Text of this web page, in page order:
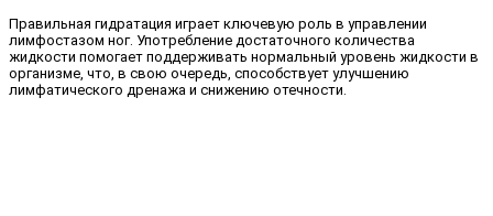
Правильная гидратация играет ключевую роль в управлении
лимфостазом ног. Употребление достаточного количества
жидкости помогает поддерживать нормальный уровень жидкости в
организме, что, в свою очередь, способствует улучшению
лимфатического дренажа и снижению отечности.